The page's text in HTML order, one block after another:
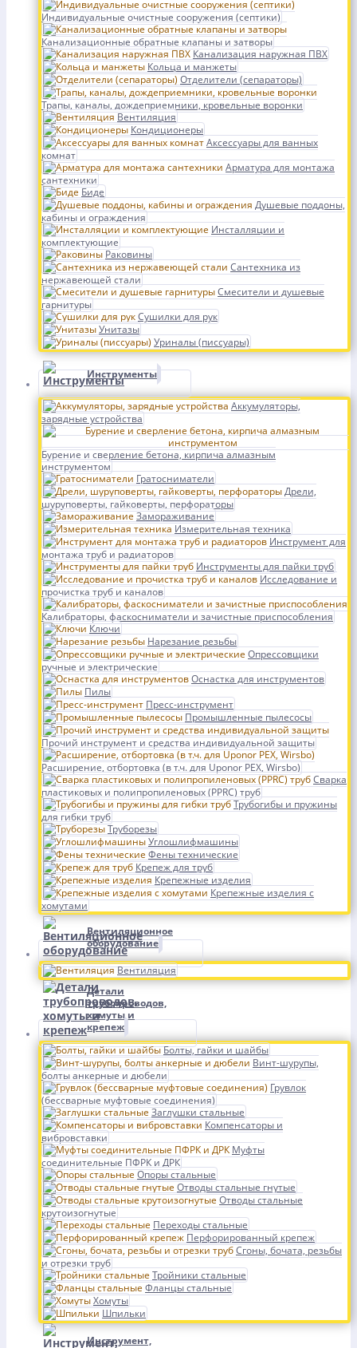
Индивидуальные очистные сооружения (септики)
Канализационные обратные клапаны и затворы
Канализация наружная ПВХ
Кольца и манжеты
Отделители (сепараторы)
Трапы, каналы, дождеприемники, кровельные воронки
Вентиляция
Кондиционеры
Аксессуары для ванных
комнат
Арматура для монтажа
сантехники
Биде
Душевые поддоны,
кабины и ограждения
Инсталляции и
комплектующие
Раковины
Сантехника из
нержавеющей стали
Смесители и душевые
гарнитуры
Сушилки для рук
Унитазы
Уриналы (писсуары)
Инструменты
Аккумуляторы,
зарядные устройства
Бурение и сверление бетона, кирпича алмазным
инструментом
Гратосниматели
Дрели,
шуруповерты, гайковерты, перфораторы
Замораживание
Измерительная техника
Инструмент для
монтажа труб и радиаторов
Инструменты для пайки труб
Исследование и
прочистка труб и каналов
Калибраторы, фаскосниматели и зачистные приспособления
Ключи
Нарезание резьбы
Опрессовщики
ручные и электрические
Оснастка для инструментов
Пилы
Пресс-инструмент
Промышленные пылесосы
Прочий инструмент и средства индивидуальной защиты
Расширение, отбортовка (в т.ч. для Uponor PEX, Wirsbo)
Сварка
пластиковых и полипропиленовых (PPRC) труб
Трубогибы и пружины
для гибки труб
Труборезы
Углошлифмашины
Фены технические
Крепеж для труб
Крепежные изделия
Крепежные изделия с
хомутами
Вентиляционное
оборудование
Вентиляция
Детали
трубопроводов,
хомуты и
крепеж
Болты, гайки и шайбы
Винт-шурупы,
болты анкерные и дюбели
Грувлок
(бессварные муфтовые соединения)
Заглушки стальные
Компенсаторы и
вибровставки
Муфты
соединительные ПФРК и ДРК
Опоры стальные
Отводы стальные гнутые
Отводы стальные
крутоизогнутые
Переходы стальные
Перфорированный крепеж
Сгоны, бочата, резьбы
и отрезки труб
Тройники стальные
Фланцы стальные
Хомуты
Шпильки
Инструмент,